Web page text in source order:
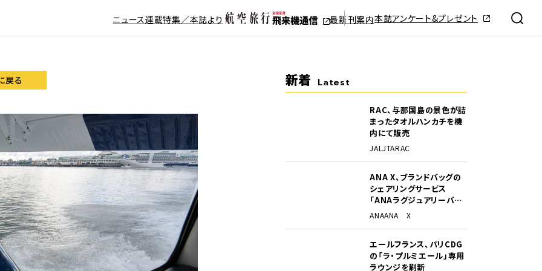
ニュース連載特集／本誌より 最新刊案内本誌アンケート&プレゼント
戻る 新着 Latest
RAC、与那国島の景色が詰
まったタオルハンカチを機
内にて販売
JALJTARAC
ANA X、ブランドバッグの
シェアリングサービス
「ANAラグジュアリーバッ
グ」開始
ANAANA X
エールフランス、パリCDG
の「ラ・プルミエール」専用
ラウンジを刷新